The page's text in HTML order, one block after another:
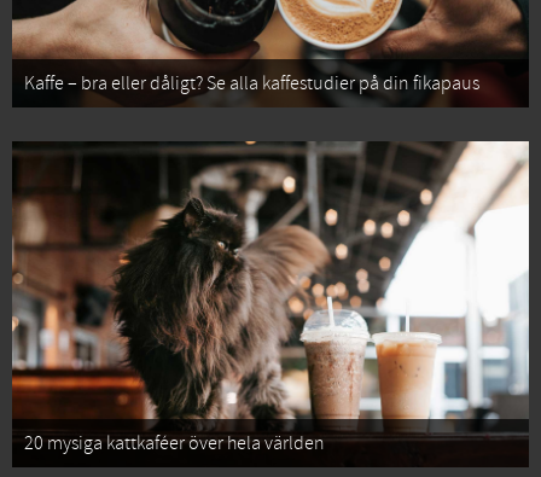
Kaffe – bra eller dåligt? Se alla kaffestudier på din fikapaus
20 mysiga kattkaféer över hela världen